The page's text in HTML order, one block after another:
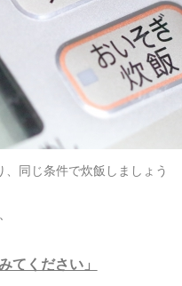
、同じ条件で炊飯しましょう
てください」